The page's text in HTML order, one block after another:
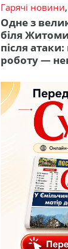
Гарячі новини,
Одне з
біля
після
роботу —